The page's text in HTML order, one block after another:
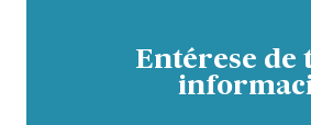
Entérese de